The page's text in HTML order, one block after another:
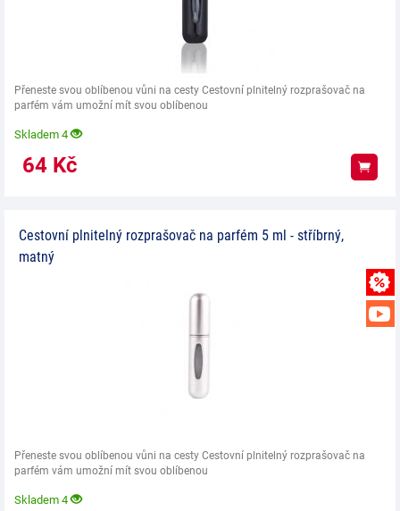
Přeneste svou oblíbenou vůni na cesty Cestovní plnitelný rozprašovač na
parfém vám umožní mít svou oblíbenou
Skladem 4
64 Kč
Cestovní plnitelný rozprašovač na parfém 5 ml - stříbrný,
matný
Přeneste svou oblíbenou vůni na cesty Cestovní plnitelný rozprašovač na
parfém vám umožní mít svou oblíbenou
Skladem 4